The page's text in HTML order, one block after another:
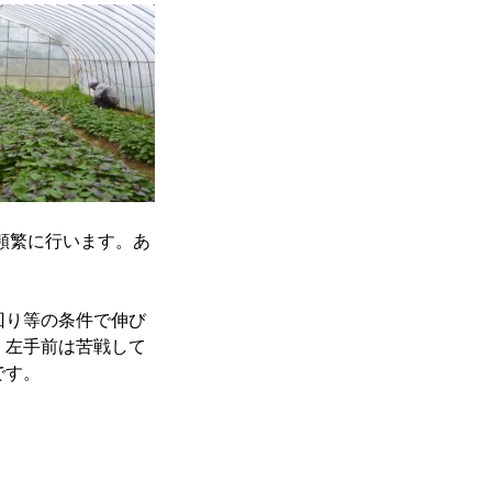
繁に行います。あ
等の条件で伸び
手前は苦戦して
。